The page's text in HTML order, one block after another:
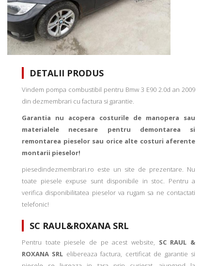
DETALII PRODUS
Vindem pompa combustibil pentru Bmw 3 E90 2.0d an 2009
din dezmembrari cu factura si garantie.
Garantia nu acopera costurile de manopera sau
materialele necesare pentru demontarea si
remontarea pieselor sau orice alte costuri aferente
montarii pieselor!
piesedindezmembrari.ro este un site de prezentare. Nu
toate piesele expuse sunt disponibile in stoc. Pentru a
verifica disponibilitatea pieselor va rugam sa ne contactati
telefonic!
SC RAUL&ROXANA SRL
Pentru toate piesele de pe acest website, SC RAUL &
ROXANA SRL elibereaza factura, certificat de garantie si